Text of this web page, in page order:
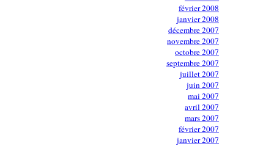
février 2008
janvier 2008
décembre 2007
novembre 2007
octobre 2007
septembre 2007
juillet 2007
juin 2007
mai 2007
avril 2007
mars 2007
février 2007
janvier 2007